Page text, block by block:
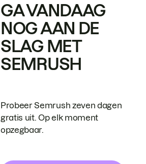
GA VANDAAG
NOG AAN DE
SLAG MET
SEMRUSH
Probeer Semrush zeven dagen
gratis uit. Op elk moment
opzegbaar.